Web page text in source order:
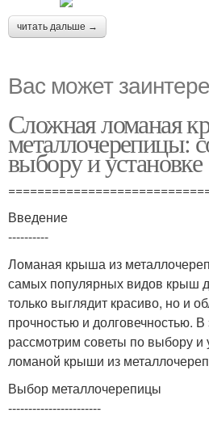
читать дальше →
Вас может
Сложная ломаная
металлочерепицы:
выбору и установке
Введение
----------
Ломаная крыша из
самых популярных видов крыш
только выглядит красиво, но и
прочностью и долговечностью.
рассмотрим советы по выбору и
ломаной крыши из
Выбор металлочерепицы
-----------------------